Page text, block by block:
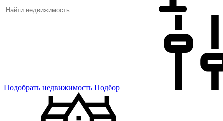
Подобрать недвижимость Подбор